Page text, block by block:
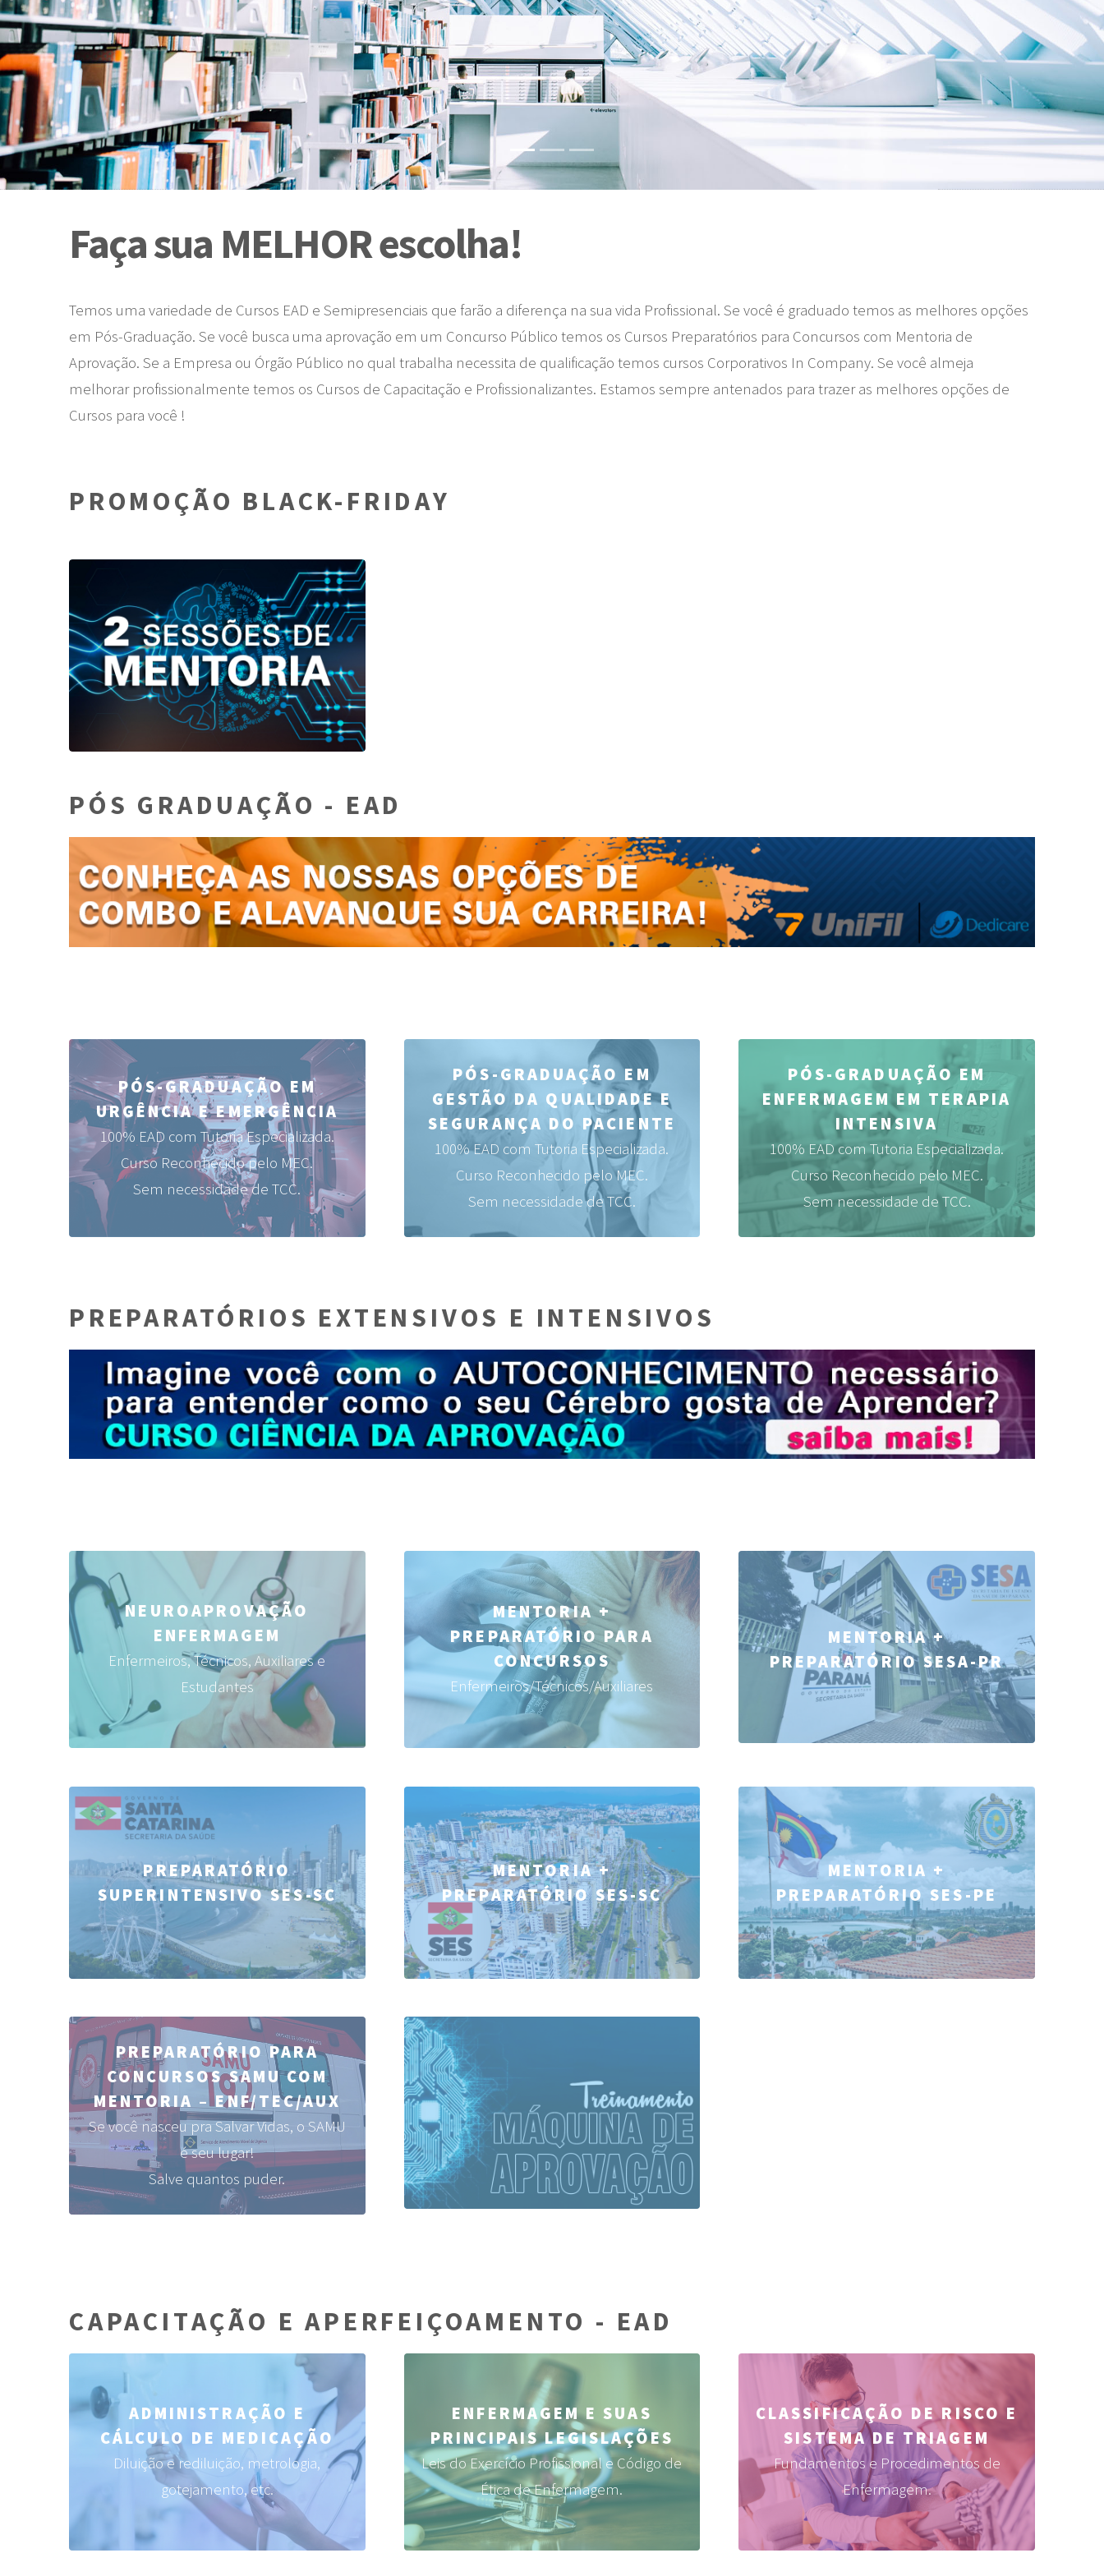
Faça sua MELHOR escolha!
Temos uma variedade de Cursos EAD e Semipresenciais que farão a diferença na sua vida Profissional. Se você é graduado temos as melhores opções
em Pós-Graduação. Se você busca uma aprovação em um Concurso Público temos os Cursos Preparatórios para Concursos com Mentoria de
Aprovação. Se a Empresa ou Órgão Público no qual trabalha necessita de qualificação temos cursos Corporativos In Company. Se você almeja
melhorar profissionalmente temos os Cursos de Capacitação e Profissionalizantes. Estamos sempre antenados para trazer as melhores opções de
Cursos para você !
PROMOÇÃO BLACK-FRIDAY
PÓS GRADUAÇÃO - EAD
PÓS-GRADUAÇÃO EM
URGÊNCIA E EMERGÊNCIA
100% EAD com Tutoria Especializada.
Curso Reconhecido pelo MEC.
Sem necessidade de TCC.
PÓS-GRADUAÇÃO EM
GESTÃO DA QUALIDADE E
SEGURANÇA DO PACIENTE
100% EAD com Tutoria Especializada.
Curso Reconhecido pelo MEC.
Sem necessidade de TCC.
PÓS-GRADUAÇÃO EM
ENFERMAGEM EM TERAPIA
INTENSIVA
100% EAD com Tutoria Especializada.
Curso Reconhecido pelo MEC.
Sem necessidade de TCC.
PREPARATÓRIOS EXTENSIVOS E INTENSIVOS
NEUROAPROVAÇÃO
ENFERMAGEM
Enfermeiros, Técnicos, Auxiliares e
Estudantes
MENTORIA +
PREPARATÓRIO PARA
CONCURSOS
Enfermeiros/Técnicos/Auxiliares
MENTORIA +
PREPARATÓRIO SESA-PR
PREPARATÓRIO
SUPERINTENSIVO SES-SC
MENTORIA +
PREPARATÓRIO SES-SC
MENTORIA +
PREPARATÓRIO SES-PE
PREPARATÓRIO PARA
CONCURSOS SAMU COM
MENTORIA – ENF/TEC/AUX
Se você nasceu pra Salvar Vidas, o SAMU
é seu lugar!
Salve quantos puder.
CAPACITAÇÃO E APERFEIÇOAMENTO - EAD
ADMINISTRAÇÃO E
CÁLCULO DE MEDICAÇÃO
Diluição e rediluição, metrologia,
gotejamento, etc.
ENFERMAGEM E SUAS
PRINCIPAIS LEGISLAÇÕES
Leis do Exercício Profissional e Código de
Ética de Enfermagem.
CLASSIFICAÇÃO DE RISCO E
SISTEMA DE TRIAGEM
Fundamentos e Procedimentos de
Enfermagem.